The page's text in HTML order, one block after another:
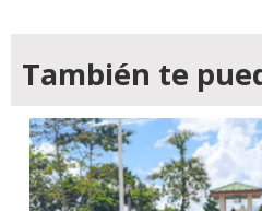
También te